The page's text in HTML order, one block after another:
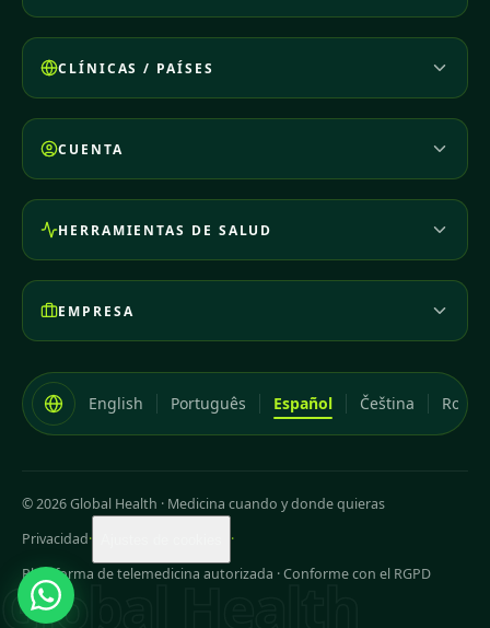
CLÍNICAS / PAÍSES
CUENTA
HERRAMIENTAS DE SALUD
EMPRESA
English Português Español Čeština
© 2026 Global Health · Medicina cuando y donde quieras
Privacidad·
·
Plataforma de telemedicina autorizada · Conforme con el RGPD
Global Health